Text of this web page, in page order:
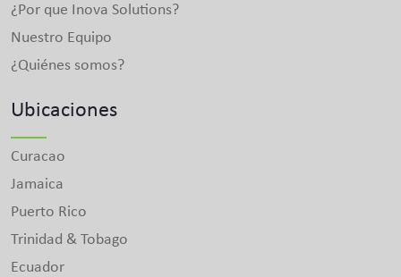
¿Por que Inova Solutions?
Nuestro Equipo
¿Quiénes somos?
Ubicaciones
Curacao
Jamaica
Puerto Rico
Trinidad & Tobago
Ecuador